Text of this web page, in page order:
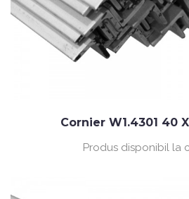
Cornier W1.4301 40
Produs disponibil la